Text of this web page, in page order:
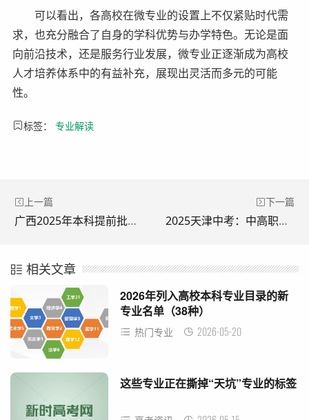
可以看出，各高校在微专业的设置上不仅紧贴时代需
求，也充分融合了自身的学科优势与办学特色。无论是面
向前沿技术，还是服务行业发展，微专业正逐渐成为高校
人才培养体系中的有益补充，展现出灵活而多元的可能
性。
标签： 专业解读
上一篇
广西2025年本科提前批艺术类本科第二批院校投档分数线（历史类）
下一篇
2025天津中考：中高职类学校招生录取政策解读
相关文章
2026年列入高校本科专业目录的新
专业名单（38种）
热门专业 2026-05-20
这些专业正在撕掉“天坑”专业的标签